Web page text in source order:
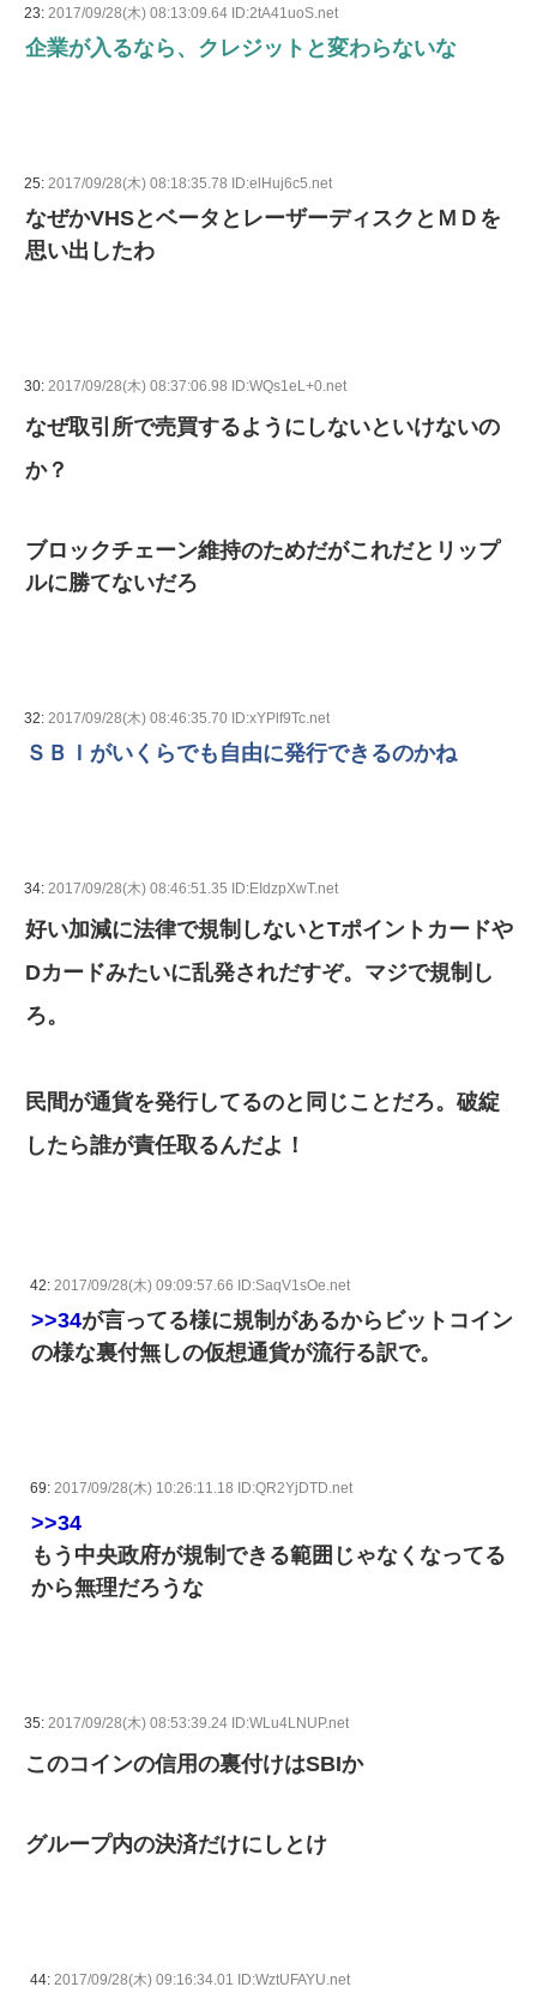
23: 2017/09/28(木) 08:13:09.64 ID:2tA41uoS.net
企業が入るなら、クレジットと変わらないな
25: 2017/09/28(木) 08:18:35.78 ID:elHuj6c5.net
なぜかVHSとベータとレーザーディスクとＭＤを
思い出したわ
30: 2017/09/28(木) 08:37:06.98 ID:WQs1eL+0.net
なぜ取引所で売買するようにしないといけないの
か？
ブロックチェーン維持のためだがこれだとリップ
ルに勝てないだろ
32: 2017/09/28(木) 08:46:35.70 ID:xYPlf9Tc.net
ＳＢＩがいくらでも自由に発行できるのかね
34: 2017/09/28(木) 08:46:51.35 ID:EIdzpXwT.net
好い加減に法律で規制しないとTポイントカードや
Dカードみたいに乱発されだすぞ。マジで規制し
ろ。
民間が通貨を発行してるのと同じことだろ。破綻
したら誰が責任取るんだよ！
42: 2017/09/28(木) 09:09:57.66 ID:SaqV1sOe.net
>>34が言ってる様に規制があるからビットコイン
の様な裏付無しの仮想通貨が流行る訳で。
69: 2017/09/28(木) 10:26:11.18 ID:QR2YjDTD.net
>>34
もう中央政府が規制できる範囲じゃなくなってる
から無理だろうな
35: 2017/09/28(木) 08:53:39.24 ID:WLu4LNUP.net
このコインの信用の裏付けはSBIか
グループ内の決済だけにしとけ
44: 2017/09/28(木) 09:16:34.01 ID:WztUFAYU.net